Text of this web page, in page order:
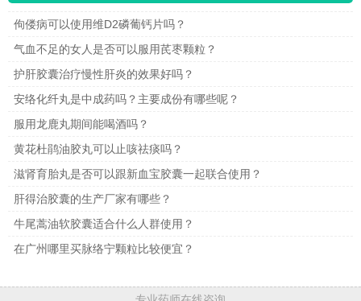
佝偻病可以使用维D2磷葡钙片吗？
气血不足的女人是否可以服用芪枣颗粒？
护肝胶囊治疗慢性肝炎的效果好吗？
安络化纤丸是中成药吗？主要成份有哪些呢？
服用龙鹿丸期间能喝酒吗？
黄花杜鹃油胶丸可以止咳祛痰吗？
滋肾育胎丸是否可以跟新血宝胶囊一起联合使用？
肝得治胶囊的生产厂家有哪些？
牛尾蒿油软胶囊适合什么人群使用？
在广州哪里买脉络宁颗粒比较便宜？